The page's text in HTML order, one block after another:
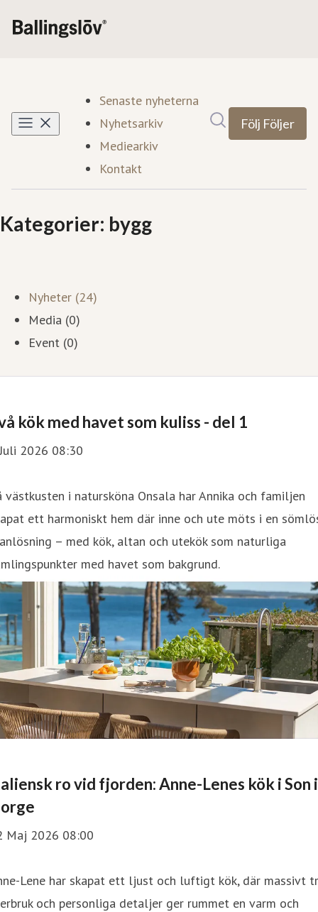
Senaste nyheterna
Nyhetsarkiv
Mediearkiv
Kontakt
Följ Följer
Kategorier: bygg
Nyheter (24)
Media (0)
Event (0)
kök med havet som kuliss - del 1
2026 08:30
västkusten i natursköna Onsala har Annika och familjen
ett harmoniskt hem där inne och ute möts i en
– med kök, altan och utekök som naturliga
med havet som bakgrund.
ro vid fjorden: Anne-Lenes kök i Son i
Maj 2026 08:00
Lene har skapat ett ljust och luftigt kök, där massivt
och personliga detaljer ger rummet en varm och